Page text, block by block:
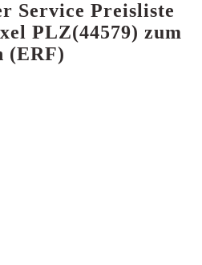
Service Preisliste
PLZ(44579) zum
(ERF)